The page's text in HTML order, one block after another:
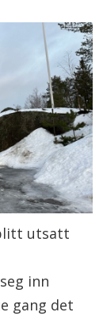
utsatt
inn
gang det